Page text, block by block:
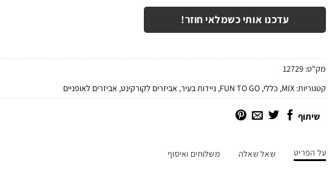
עדכנו אותי כשמלאי חוזר!
מק"ט: 12729
קטגוריות: MIX
, כללי,
FUN TO GO
, ניידות בעיר, אביזרים לקורקינט, אביזרים לאופניים
שיתוף
על הפריט שאל שאלה משלוחים ואיסוף